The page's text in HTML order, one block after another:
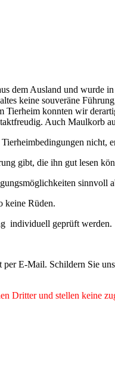
dem Ausland und
keine souveräne
konnten wir
Auch Maulkorb
gibt, die ihn gut lesen
sinnvoll
keine Rüden.
individuell geprüft werden.
E-Mail. Schildern Sie
Dritter und stellen keine